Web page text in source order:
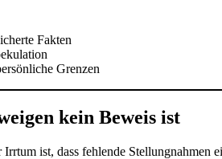
Fakten
Grenzen
kein Beweis ist
ist, dass fehlende Stellungnahmen